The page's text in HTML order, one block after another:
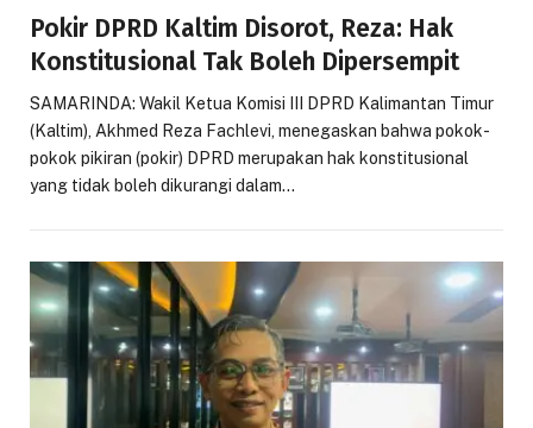
Pokir DPRD Kaltim Disorot, Reza: Hak
Konstitusional Tak Boleh Dipersempit
SAMARINDA: Wakil Ketua Komisi III DPRD Kalimantan Timur
(Kaltim), Akhmed Reza Fachlevi, menegaskan bahwa pokok-
pokok pikiran (pokir) DPRD merupakan hak konstitusional
yang tidak boleh dikurangi dalam…